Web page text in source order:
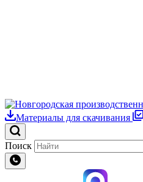
Материалы для скачивания
Поиск